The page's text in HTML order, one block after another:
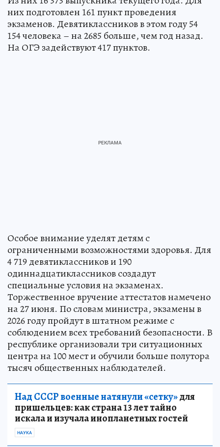
них подготовлен 161 пункт проведения
экзаменов. Девятиклассников в этом году 54
154 человека – на 2685 больше, чем год назад.
На ОГЭ задействуют 417 пунктов.
Особое внимание уделят детям с
ограниченными возможностями здоровья. Для
4 719 девятиклассников и 190
одиннадцатиклассников создадут
специальные условия на экзаменах.
Торжественное вручение аттестатов намечено
на 27 июня. По словам министра, экзамены в
2026 году пройдут в штатном режиме с
соблюдением всех требований безопасности. В
республике организовали три ситуационных
центра на 100 мест и обучили больше полутора
тысяч общественных наблюдателей.
Над СССР военные натянули «сетку»для
пришельцев: как страна 13 лет тайно
искала и изучала инопланетных гостей
НАУКА